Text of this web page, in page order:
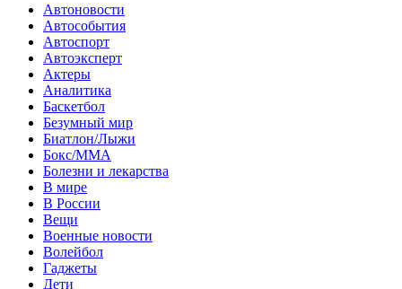
Автоновости
Автособытия
Автоспорт
Автоэксперт
Актеры
Аналитика
Баскетбол
Безумный мир
Биатлон/Лыжи
Бокс/MMA
Болезни и лекарства
В мире
В России
Вещи
Военные новости
Волейбол
Гаджеты
Дети